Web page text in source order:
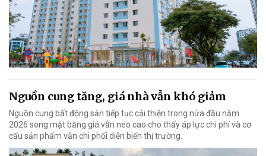
Nguồn cung tăng, giá nhà vẫn khó giảm
Nguồn cung bất động sản tiếp tục cải thiện trong nửa đầu năm
2026 song mặt bằng giá vẫn neo cao cho thấy áp lực chi phí và cơ
cấu sản phẩm vẫn chi phối diễn biến thị trường.